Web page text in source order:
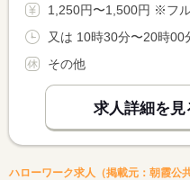
1,250円〜1,500円 ※フルタイム求人の場合は月
その他
求人詳細を見
ハローワーク求人（掲載元：朝霞公